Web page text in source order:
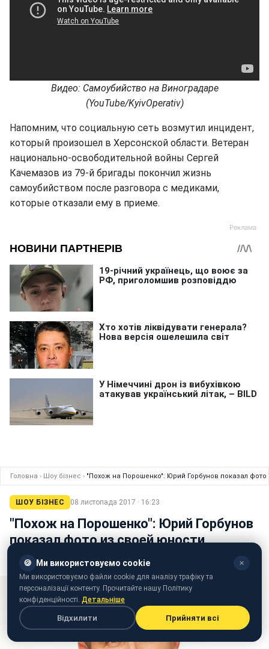
Видео: Самоубийство на Виноградаре
(YouTube/KyivOperativ)
Напомним, что социальную сеть возмутил инцидент,
который произошел в Херсонской области. Ветеран
национально-освободительной войны Сергей
Качемазов из 79-й бригады покончил жизнь
самоубийством после разговора с медиками,
которые отказали ему в приеме.
Головна › Шоу бізнес › "Похож на Порошенко": Юрий Горбунов показал
ШОУ БІЗНЕС 08 листопада 2017 · 16:23
"Похож на Порошенко": Юрий Горбунов
показал фото из своей юности
Пользователям соцсетей понравился этот снимок
🍪 Ми використовуємо cookie ✕
Ми використовуємо файли cookie для аналізу трафіку та
персоналізації контенту. Прочитайте нашу Політику
конфіденційності. Детальніше
Відхилити Прийняти всі